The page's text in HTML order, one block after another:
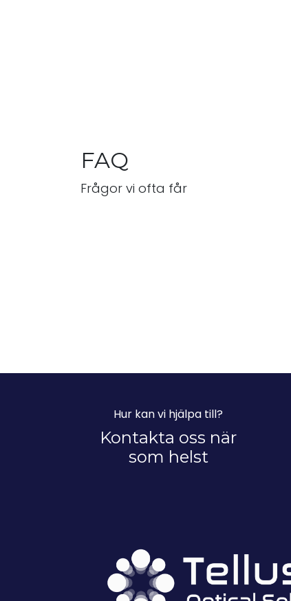
FAQ
Frågor vi ofta får
Hur kan vi hjälpa till?
Kontakta oss när
som helst